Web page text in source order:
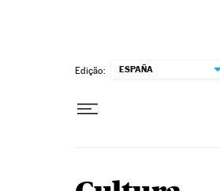
Edição: ESPAÑA